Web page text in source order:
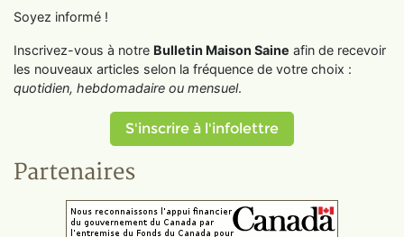
Soyez informé !
Inscrivez-vous à notre Bulletin Maison Saine afin de recevoir
les nouveaux articles selon la fréquence de votre choix :
quotidien, hebdomadaire ou mensuel.
S'inscrire à l'infolettre
Partenaires